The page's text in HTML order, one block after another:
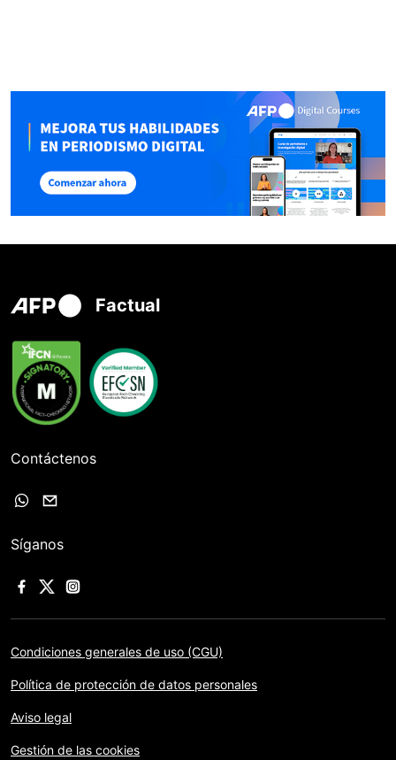
Factual
Contáctenos
Síganos
Condiciones generales de uso (CGU)
Política de protección de datos personales
Aviso legal
Gestión de las cookies